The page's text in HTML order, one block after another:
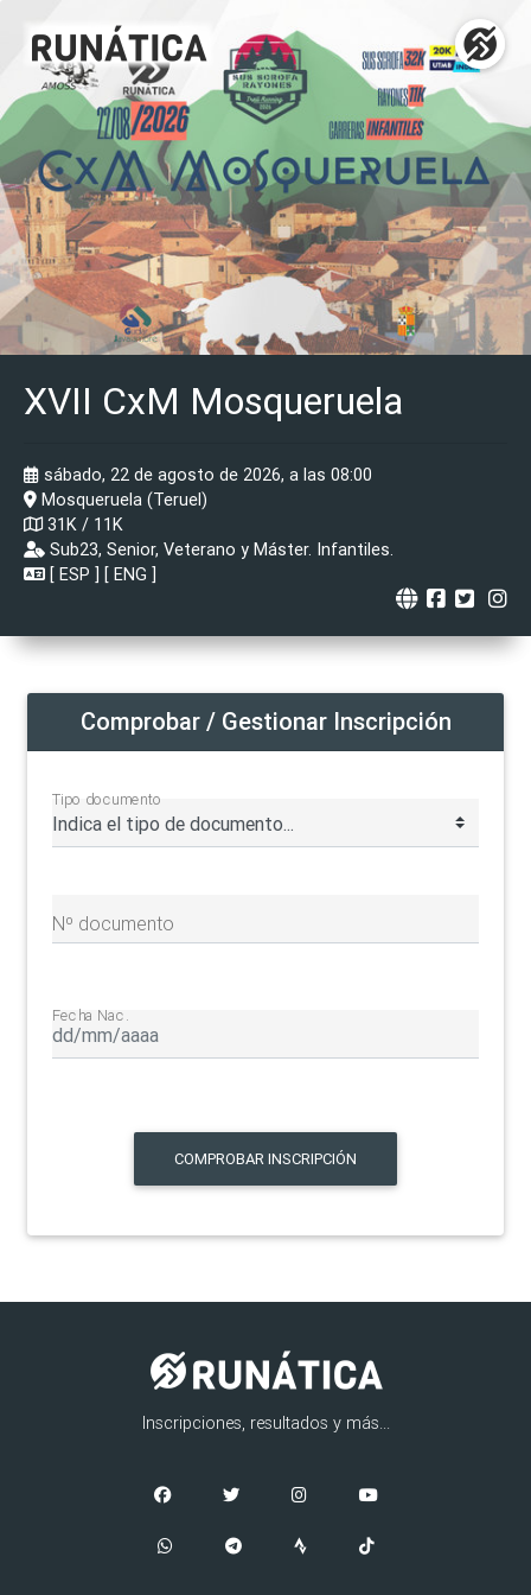
XVII CxM Mosqueruela
sábado, 22 de agosto de 2026, a las 08:00
Mosqueruela (Teruel)
31K / 11K
Sub23, Senior, Veterano y Máster. Infantiles.
[ ESP ] [ ENG ]
Comprobar / Gestionar Inscripción
Tipo documento
Nº documento
Fecha Nac.
COMPROBAR INSCRIPCIÓN
Inscripciones, resultados y más...